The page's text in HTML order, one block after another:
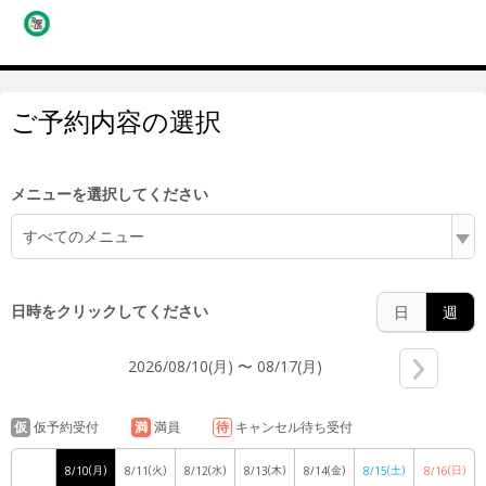
ご予約内容の選択
メニューを選択してください
すべてのメニュー
日時をクリックしてください 日 週
2026/08/10(月) 〜 08/17(月)
仮 仮予約受付 満 満員 待 キャンセル待ち受付
8/10(月) 8/11(火) 8/12(水) 8/13(木) 8/14(金) 8/15(土) 8/16(日)
7:00